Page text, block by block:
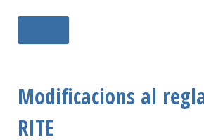
Modificacions al
RITE